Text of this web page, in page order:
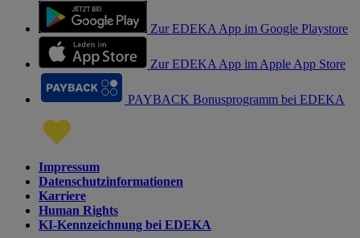
Zur EDEKA App im Google Playstore
Zur EDEKA App im Apple App Store
PAYBACK Bonusprogramm bei EDEKA
Impressum
Datenschutzinformationen
Karriere
Human Rights
KI-Kennzeichnung bei EDEKA